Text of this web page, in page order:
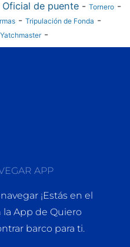
Oficial de puente - Tornero -
- Tripulación de Fonda -
Yatchmaster-
APP
¡Estás en el
App de Quiero
barco para ti.